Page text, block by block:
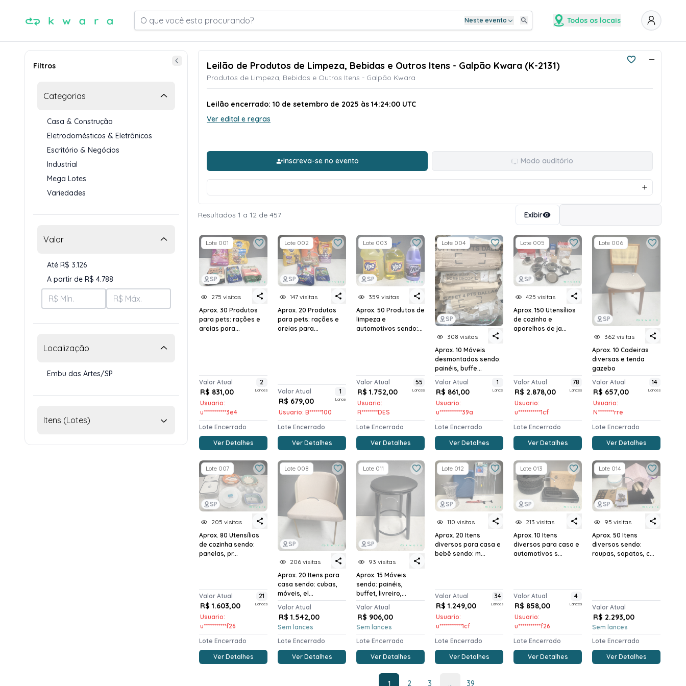
O que você esta procurando? Neste evento Todos os locais
Filtros
Categorias
Casa & Construção
Eletrodomésticos & Eletrônicos
Escritório & Negócios
Industrial
Mega Lotes
Variedades
Valor
Até R$ 3.126
A partir de R$ 4.788
Localização
Embu das Artes/SP
Itens (Lotes)
Leilão de Produtos de Limpeza, Bebidas e Outros Itens - Galpão Kwara (K-2131)
Produtos de Limpeza, Bebidas e Outros Itens - Galpão Kwara
Leilão encerrado: 10 de setembro de 2025 às 14:24:00 UTC
Ver edital e regras
Inscreva-se no evento Modo auditório
Resultados 1 a 12 de 457 Exibir
SP
Lote 001
275 visitas
Aprox. 30 Produtos
para pets: rações e
areias para...
Valor Atual
R$ 831,00
Usuario:
u***********3e4
2
Lances
Lote Encerrado
Ver Detalhes
SP
Lote 002
147 visitas
Aprox. 20 Produtos
para pets: rações e
areias para...
Valor Atual
R$ 679,00
Usuario: B******100
1
Lance
Lote Encerrado
Ver Detalhes
SP
Lote 003
359 visitas
Aprox. 50 Produtos de
limpeza e
automotivos sendo:...
Valor Atual
R$ 1.752,00
Usuario:
R********DES
55
Lances
Lote Encerrado
Ver Detalhes
SP
Lote 004
308 visitas
Aprox. 10 Móveis
desmontados sendo:
painéis, buffe...
Valor Atual
R$ 861,00
Usuario:
u***********39a
1
Lance
Lote Encerrado
Ver Detalhes
SP
Lote 005
425 visitas
Aprox. 150 Utensílios
de cozinha e
aparelhos de ja...
Valor Atual
R$ 2.878,00
Usuario:
u***********1cf
78
Lances
Lote Encerrado
Ver Detalhes
SP
Lote 006
362 visitas
Aprox. 10 Cadeiras
diversas e tenda
gazebo
Valor Atual
R$ 657,00
Usuario:
N********rre
14
Lances
Lote Encerrado
Ver Detalhes
SP
Lote 007
205 visitas
Aprox. 80 Utensílios
de cozinha sendo:
panelas, pr...
Valor Atual
R$ 1.603,00
Usuario:
u***********f26
21
Lances
Lote Encerrado
Ver Detalhes
SP
Lote 008
206 visitas
Aprox. 20 Itens para
casa sendo: cubas,
móveis, el...
Valor Atual
R$ 1.542,00
Sem lances
Lote Encerrado
Ver Detalhes
SP
Lote 011
93 visitas
Aprox. 15 Móveis
sendo: painéis,
buffet, livreiro,...
Valor Atual
R$ 906,00
Sem lances
Lote Encerrado
Ver Detalhes
SP
Lote 012
110 visitas
Aprox. 20 Itens
diversos para casa e
bebê sendo: m...
Valor Atual
R$ 1.249,00
Usuario:
u***********1cf
34
Lances
Lote Encerrado
Ver Detalhes
SP
Lote 013
213 visitas
Aprox. 10 Itens
diversos para casa e
automotivos s...
Valor Atual
R$ 858,00
Usuario:
u***********f26
4
Lances
Lote Encerrado
Ver Detalhes
SP
Lote 014
95 visitas
Aprox. 50 Itens
diversos sendo:
roupas, sapatos, c...
Valor Atual
R$ 2.293,00
Sem lances
Lote Encerrado
Ver Detalhes
1 2 3 ... 39